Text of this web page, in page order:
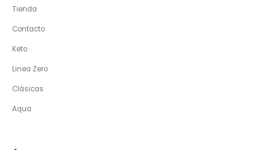
Tienda
Contacto
Keto
Linea Zero
Clásicas
Aqua